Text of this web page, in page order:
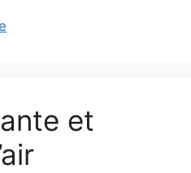
et